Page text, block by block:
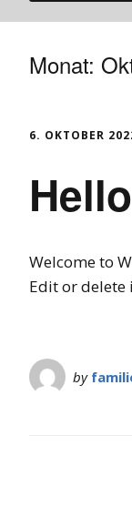
Monat:
6. OKTOBER
Welcome to
Edit or
by